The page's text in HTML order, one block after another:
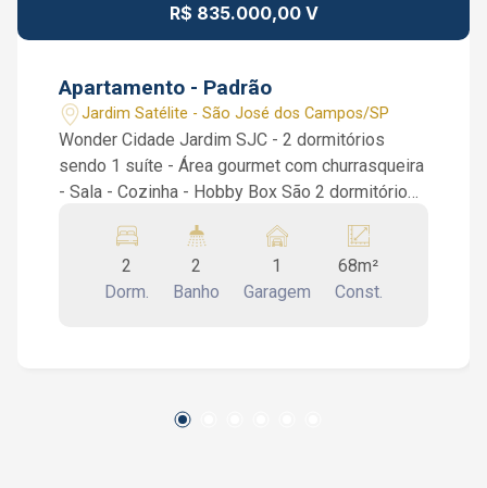
R$ 835.000,00 V
Apartamento - Padrão
Jardim Satélite - São José dos Campos/SP
Wonder Cidade Jardim SJC - 2 dormitórios
sendo 1 suíte - Área gourmet com churrasqueira
- Sala - Cozinha - Hobby Box São 2 dormitórios
armário planejados, varanda gourmet integrada
com a sala, ar condicionado na sala e suíte,
varanda na suíte, banheiro social. Condomínio
2
Dorm.
2
Banho
1
Garagem
68m²
Const.